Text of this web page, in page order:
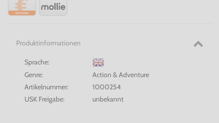
Produktinformationen
Sprache:
Genre:
Action & Adventure
Artikelnummer:
1000254
USK Freigabe:
unbekannt